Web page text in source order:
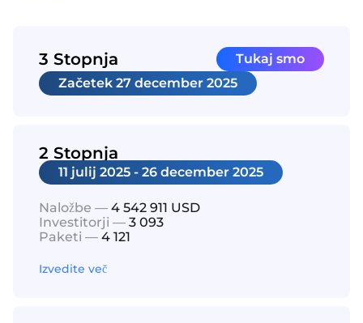
3 Stopnja
Tukaj smo
Začetek 27 december 2025
2 Stopnja
11 julij 2025 - 26 december 2025
Naložbe — 4 542 911 USD
Investitorji — 3 093
Paketi — 4 121
Izvedite več